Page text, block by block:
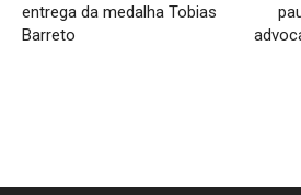
entrega da medalha Tobias
Barreto